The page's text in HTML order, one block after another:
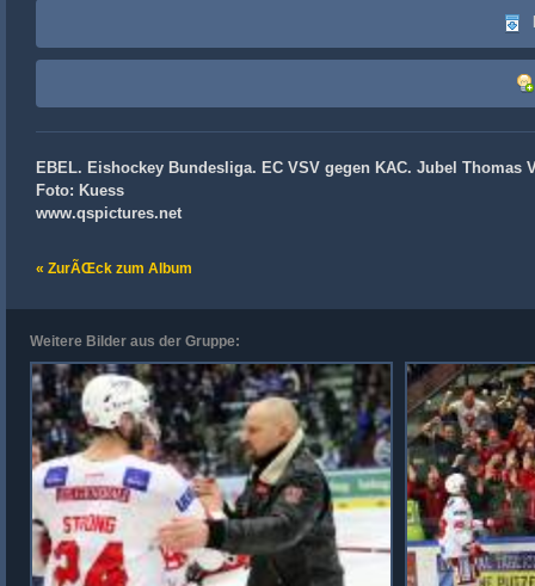
EBEL. Eishockey Bundesliga. EC VSV gegen KAC. Jubel Thomas
Foto: Kuess
www.qspictures.net
« ZurÃŒck zum Album
Weitere Bilder aus der Gruppe: